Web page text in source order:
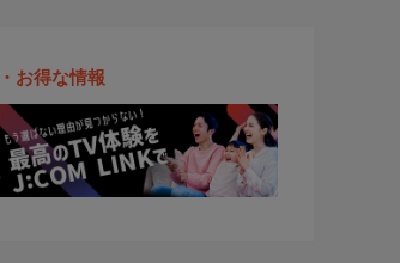
お得な情報